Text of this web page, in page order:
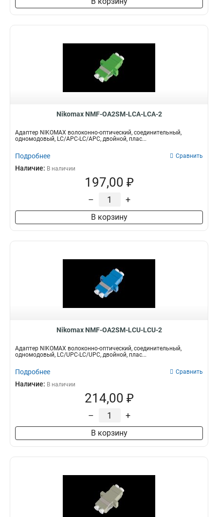
Nikomax NMF-OA2SM-LCA-LCA-2
Адаптер NIKOMAX волоконно-оптический, соединительный,
одномодовый, LC/APC-LC/APC, двойной, плас...
Подробнее Сравнить
Наличие: В наличии
197,00 ₽
– +
В корзину
Nikomax NMF-OA2SM-LCU-LCU-2
Адаптер NIKOMAX волоконно-оптический, соединительный,
одномодовый, LC/UPC-LC/UPC, двойной, плас...
Подробнее Сравнить
Наличие: В наличии
214,00 ₽
– +
В корзину